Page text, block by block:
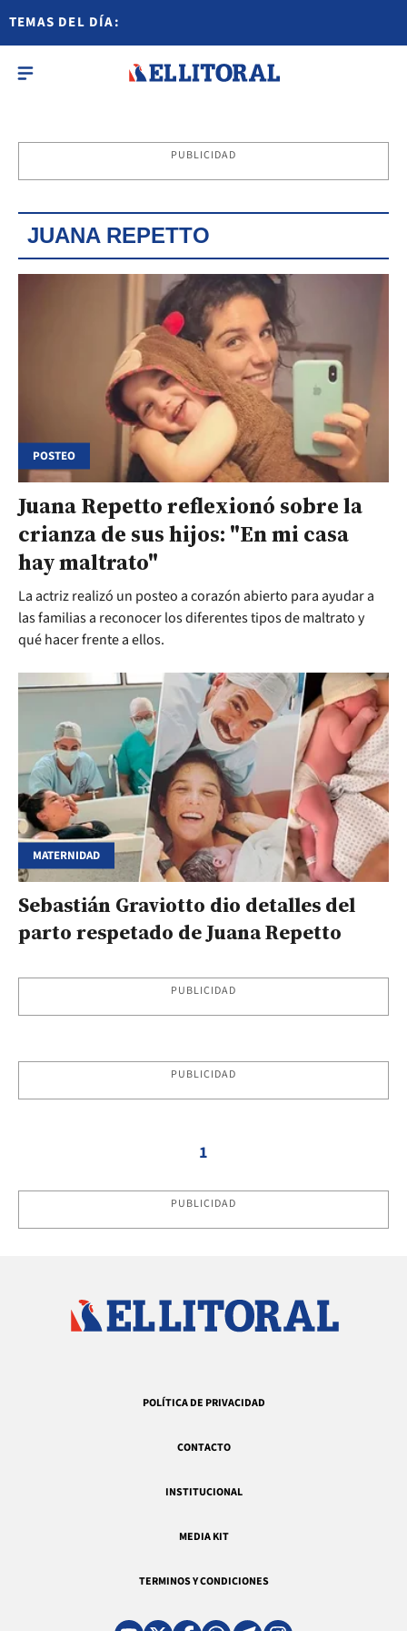
TEMAS DEL DÍA:
PUBLICIDAD
JUANA REPETTO
POSTEO
Juana Repetto reflexionó sobre la
crianza de sus hijos: "En mi casa
hay maltrato"
La actriz realizó un posteo a corazón abierto para ayudar a
las familias a reconocer los diferentes tipos de maltrato y
qué hacer frente a ellos.
MATERNIDAD
Sebastián Graviotto dio detalles del
parto respetado de Juana Repetto
PUBLICIDAD
PUBLICIDAD
1
PUBLICIDAD
POLÍTICA DE PRIVACIDAD
CONTACTO
INSTITUCIONAL
MEDIA KIT
TERMINOS Y CONDICIONES